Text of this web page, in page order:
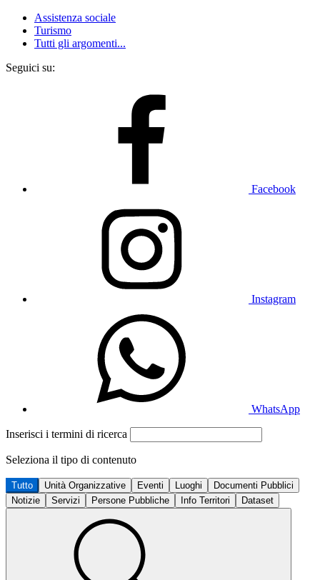
Assistenza sociale
Turismo
Tutti gli argomenti...
Seguici su:
Facebook
Instagram
WhatsApp
Inserisci i termini di ricerca
Seleziona il tipo di contenuto
Tutto Unità Organizzative Eventi Luoghi
Documenti Pubblici
Notizie
Servizi Persone Pubbliche Info Territori Dataset